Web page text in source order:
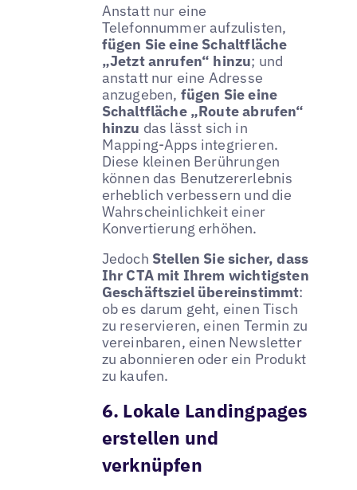
Anstatt nur eine
Telefonnummer aufzulisten,
fügen Sie eine Schaltfläche
„Jetzt anrufen“ hinzu; und
anstatt nur eine Adresse
anzugeben, fügen Sie eine
Schaltfläche „Route abrufen“
hinzu das lässt sich in
Mapping-Apps integrieren.
Diese kleinen Berührungen
können das Benutzererlebnis
erheblich verbessern und die
Wahrscheinlichkeit einer
Konvertierung erhöhen.
Jedoch Stellen Sie sicher, dass
Ihr CTA mit Ihrem wichtigsten
Geschäftsziel übereinstimmt:
ob es darum geht, einen Tisch
zu reservieren, einen Termin zu
vereinbaren, einen Newsletter
zu abonnieren oder ein Produkt
zu kaufen.
6. Lokale Landingpages
erstellen und
verknüpfen